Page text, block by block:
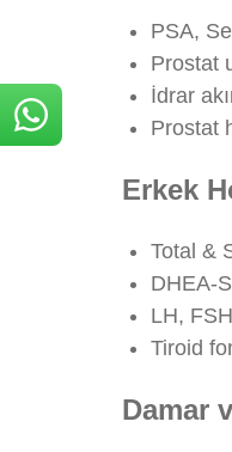
PSA,
Prostat
İdrar
Prostat
Erkek
Total &
DHEA-
LH,
Tiroid
Damar